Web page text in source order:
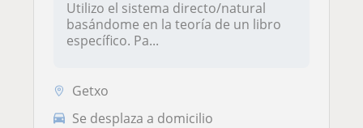
Utilizo el sistema directo/natural
basándome en la teoría de un libro
específico. Pa...
Getxo
Se desplaza a domicilio